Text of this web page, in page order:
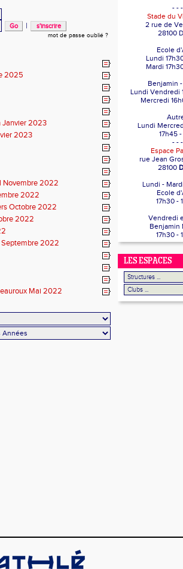
|
mot de passe oublié ?
2025
Janvier 2023
2023
Novembre 2022
2022
Octobre 2022
2022
Septembre 2022
Mai 2022
- - -
Stade du
2 rue de
28100
Ecole
Lundi
Mardi
Benjamin
Lundi Vendredi
Mercredi
Lundi
17h45
- - -
Espace
rue Jean
28100
Lundi -
Ecole
17h30 -
Vendredi
Benjamin
17h30 -
LES ESPACES